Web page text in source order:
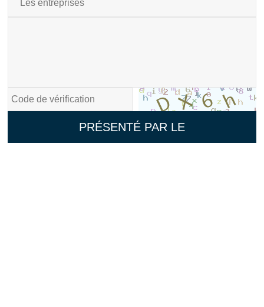
PRÉSENTÉ PAR LE